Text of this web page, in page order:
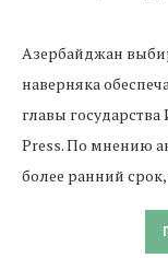
Азербайджан
наверняка
главы
Press. По мнению
более ранний